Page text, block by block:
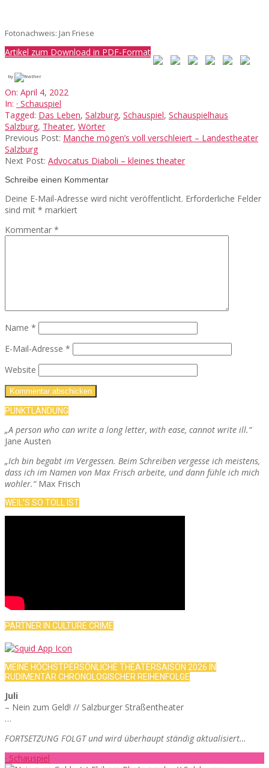
Fotonachweis: Jan Friese
Artikel zum Download in PDF-Format
by
2022-
04-
04
On: April 4, 2022
In: · Schauspiel
Tagged: Das Leben, Salzburg, Schauspiel, Schauspielhaus
Salzburg, Theater, Wörter
Previous Post: Manche mögen’s voll verschleiert – Landestheater
Salzburg
Next Post: Advocatus Diaboli – kleines theater
Schreibe einen Kommentar
Deine E-Mail-Adresse wird nicht veröffentlicht. Erforderliche Felder
sind mit * markiert
Kommentar *
Name *
E-Mail-Adresse *
Website
PUNKTLANDUNG
„A person who can write a long letter, with ease, cannot write ill.“
Jane Austen
„Ich bin begabt im Vergessen. Beim Schreiben vergesse ich meistens,
dass ich im Namen von Max Frisch arbeite, und dann fühle ich mich
wohler.“Max Frisch
WEIL’S SO TOLL IST
PARTNER IN CULTURE CRIME
MEINE HÖCHSTPERSÖNLICHE THEATERSAISON 2026 IN
RUDIMENTÄR CHRONOLOGISCHER REIHENFOLGE
Juli
– Nein zum Geld! // Salzburger Straßentheater
…
FORTSETZUNG FOLGT und wird überhaupt ständig aktualisiert…
· Schauspiel